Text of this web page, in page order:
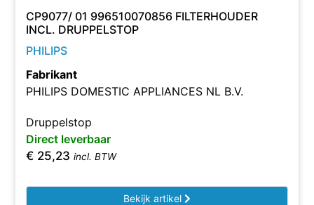
CP9077/ 01 996510070856 FILTERHOUDER
INCL. DRUPPELSTOP
PHILIPS
Fabrikant
PHILIPS DOMESTIC APPLIANCES NL B.V.
Druppelstop
Direct leverbaar
€ 25,23 incl. BTW
Bekijk artikel